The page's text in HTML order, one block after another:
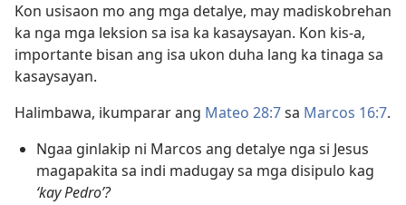
Kon usisaon mo ang mga detalye, may madiskobrehan
ka nga mga leksion sa isa ka kasaysayan. Kon kis-a,
importante bisan ang isa ukon duha lang ka tinaga sa
kasaysayan.
Halimbawa, ikumparar ang Mateo 28:7sa Marcos 16:7.
Ngaa ginlakip ni Marcos ang detalye nga si Jesus
magapakita sa indi madugay sa mga disipulo kag
‘kay Pedro’?